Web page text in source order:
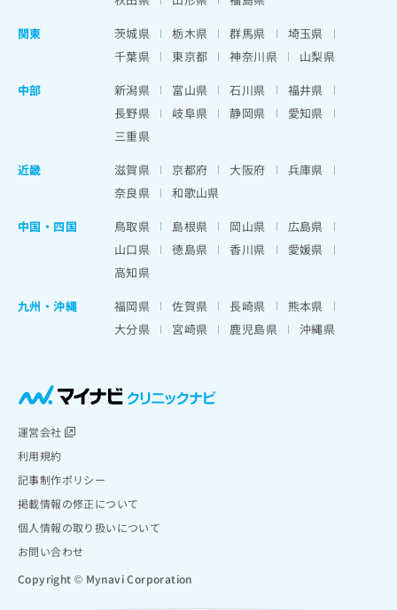
関東
茨城県 栃木県 群馬県
埼玉県
千葉県
東京都 神奈川県
山梨県
中部
新潟県 富山県 石川県
福井県
長野県
岐阜県 静岡県
愛知県
三重県
近畿
滋賀県 京都府 大阪府
兵庫県
奈良県
和歌山県
中国・四国
鳥取県 島根県 岡山県
広島県
山口県
徳島県 香川県
愛媛県
高知県
九州・沖縄
福岡県 佐賀県 長崎県
熊本県
大分県
宮崎県 鹿児島県 沖縄県
運営会社
利用規約
記事制作ポリシー
掲載情報の修正について
個人情報の取り扱いについて
お問い合わせ
Copyright © Mynavi Corporation